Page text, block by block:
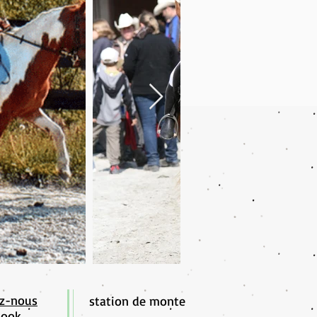
nous
station de monte